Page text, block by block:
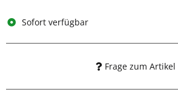
Sofort verfügbar
Frage zum Artikel